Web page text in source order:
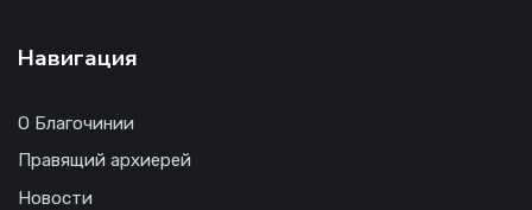
Навигация
О Благочинии
Правящий архиерей
Новости